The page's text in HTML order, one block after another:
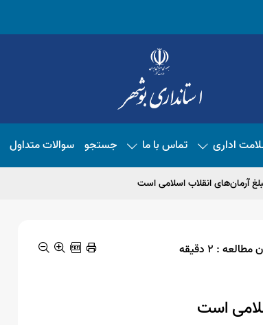
اداری تماس با ما جستجو سوالات متداول
آرمان‌های انقلاب اسلامی است
: 2 دقیقه
است